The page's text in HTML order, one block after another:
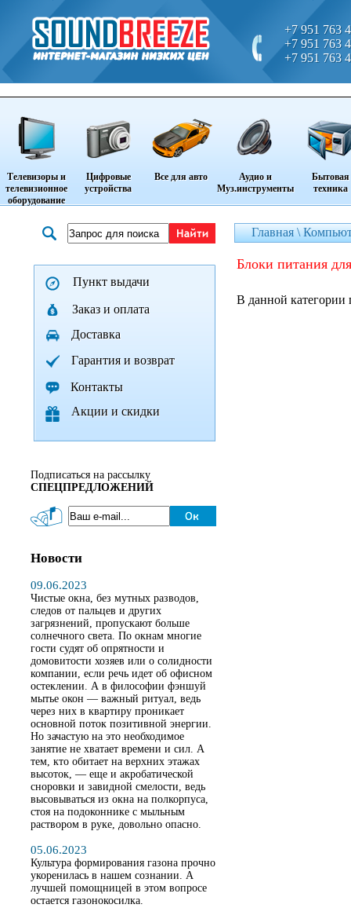
+7 951 763
+7 951 763
+7 951 763
Телевизоры и
телевизионное
оборудование
Цифровые
устройства
Все для авто
Аудио и
Муз.инструменты
Бытовая
техника
Пункт выдачи
Заказ и оплата
Доставка
Гарантия и возврат
Контакты
Акции и скидки
Подписаться на рассылку
СПЕЦПРЕДЛОЖЕНИЙ
Новости
09.06.2023
Чистые окна, без мутных разводов,
следов от пальцев и других
загрязнений, пропускают больше
солнечного света. По окнам многие
гости судят об опрятности и
домовитости хозяев или о солидности
компании, если речь идет об офисном
остеклении. А в философии фэншуй
мытье окон — важный ритуал, ведь
через них в квартиру проникает
основной поток позитивной энергии.
Но зачастую на это необходимое
занятие не хватает времени и сил. А
тем, кто обитает на верхних этажах
высоток, — еще и акробатической
сноровки и завидной смелости, ведь
высовываться из окна на полкорпуса,
стоя на подоконнике с мыльным
раствором в руке, довольно опасно.
05.06.2023
Культура формирования газона прочно
укоренилась в нашем сознании. А
лучшей помощницей в этом вопросе
остается газонокосилка.
Главная \
комплектующие
блоки питания
В данной категории